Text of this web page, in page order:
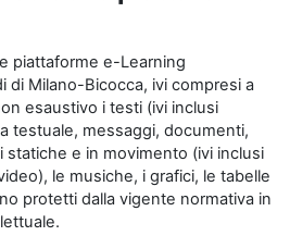
piattaforme e-Learning
di Milano-Bicocca, ivi compresi a
esaustivo i testi (ivi inclusi
testuale, messaggi, documenti,
statiche e in movimento (ivi inclusi
le musiche, i grafici, le tabelle
protetti dalla vigente normativa in